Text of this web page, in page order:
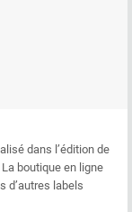
dans l’édition de
La boutique en ligne
d’autres labels